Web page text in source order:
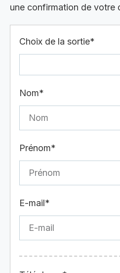
une confirmation de votre
Choix de la sortie*
Nom*
Prénom*
E-mail*